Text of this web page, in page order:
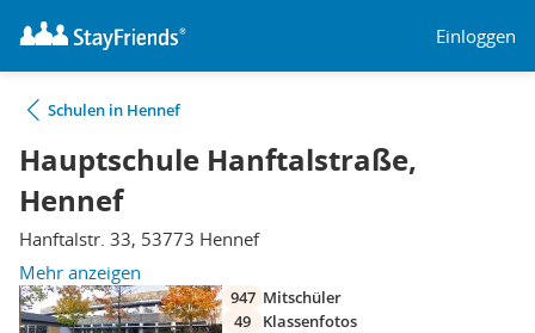
Einloggen
Schulen in Hennef
Hauptschule Hanftalstraße,
Hennef
Hanftalstr. 33, 53773 Hennef
Mehr anzeigen
947 Mitschüler
49
Klassenfotos